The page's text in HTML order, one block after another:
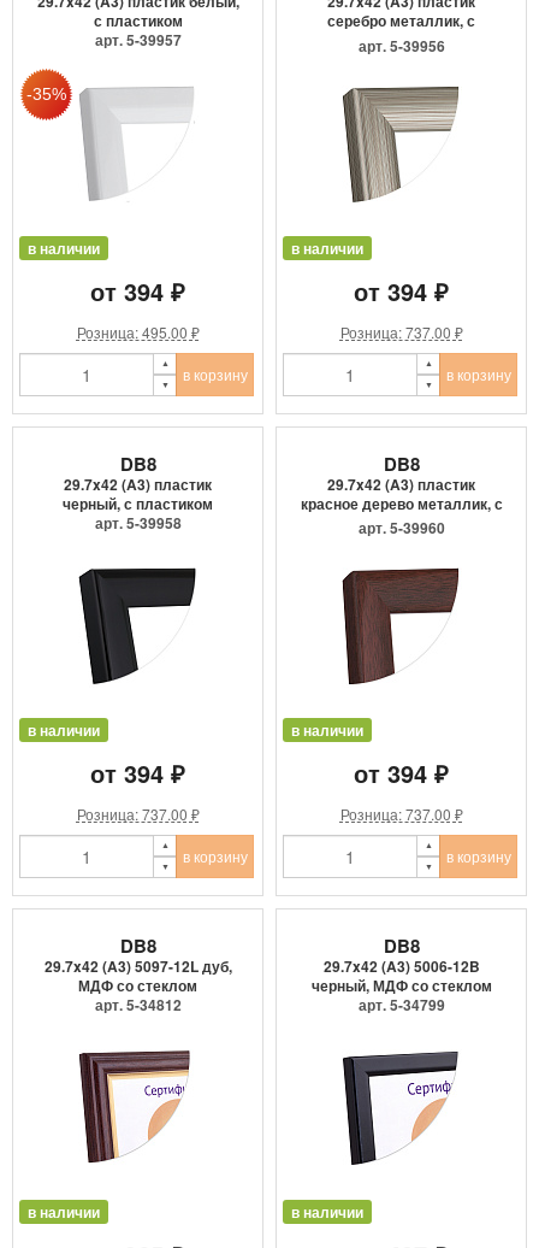
с пластиком
арт. 5-39957
в наличии
от 394 ₽
Розница: 495.00 ₽
в корзину
серебро металлик, с
пластик...
арт. 5-39956
в наличии
от 394 ₽
Розница: 737.00 ₽
в корзину
DB8
29.7x42 (A3) пластик
черный, с пластиком
арт. 5-39958
в наличии
от 394 ₽
Розница: 737.00 ₽
в корзину
DB8
29.7x42 (A3) пластик
красное дерево металлик, с
...
арт. 5-39960
в наличии
от 394 ₽
Розница: 737.00 ₽
в корзину
DB8
29.7x42 (A3) 5097-12L дуб,
МДФ со стеклом
арт. 5-34812
в наличии
DB8
29.7x42 (A3) 5006-12B
черный, МДФ со стеклом
арт. 5-34799
в наличии